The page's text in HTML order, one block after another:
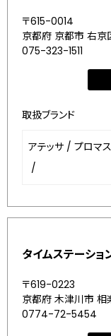
〒615-0014
京都府 京都市 右京
075-323-1511
取扱ブランド
アテッサ / プロマ
/
タイムステーシ
〒619-0223
京都府 木津川市
0774-72-5454